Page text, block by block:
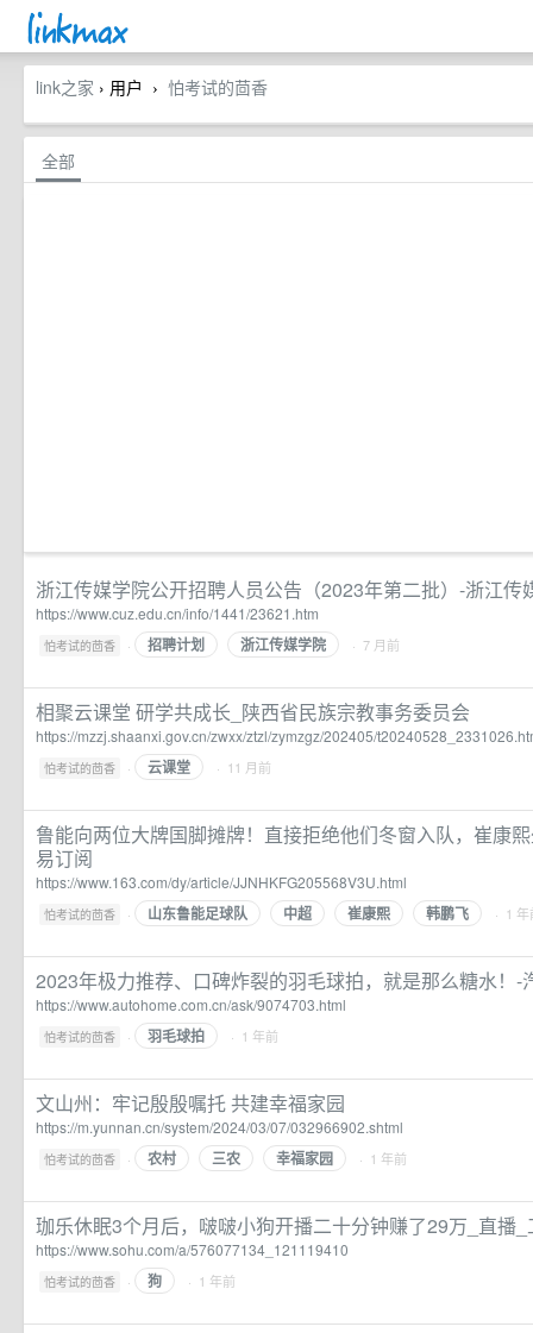
link之家 › 用户 › 怕考试的茴香
全部
浙江传媒学院公开招聘人员公告（2023年第二批）-浙江传
https://www.cuz.edu.cn/info/1441/23621.htm
怕考试的茴香 · 招聘计划 浙江传媒学院 · 7 月前
相聚云课堂 研学共成长_陕西省民族宗教事务委员会
https://mzzj.shaanxi.gov.cn/zwxx/ztzl/zymzgz/202405/
怕考试的茴香 · 云课堂 · 11 月前
鲁能向两位大牌国脚摊牌！直接拒绝他们冬窗入队，崔康
易订阅
https://www.163.com/dy/article/JJNHKFG205568V3U.html
怕考试的茴香 · 山东鲁能足球队 中超 崔康熙 韩鹏飞 · 1 年
2023年极力推荐、口碑炸裂的羽毛球拍，就是那么糖水！-
https://www.autohome.com.cn/ask/9074703.html
怕考试的茴香 · 羽毛球拍 · 1 年前
文山州：牢记殷殷嘱托 共建幸福家园
https://m.yunnan.cn/system/2024/03/07/032966902.shtml
怕考试的茴香 · 农村 三农 幸福家园 · 1 年前
珈乐休眠3个月后，啵啵小狗开播二十分钟赚了29万_直播
https://www.sohu.com/a/576077134_121119410
怕考试的茴香 · 狗 · 1 年前